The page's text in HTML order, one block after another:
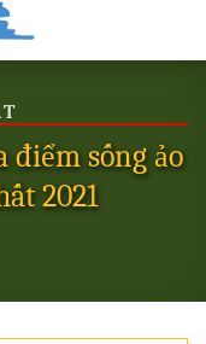
sống ảo
2021